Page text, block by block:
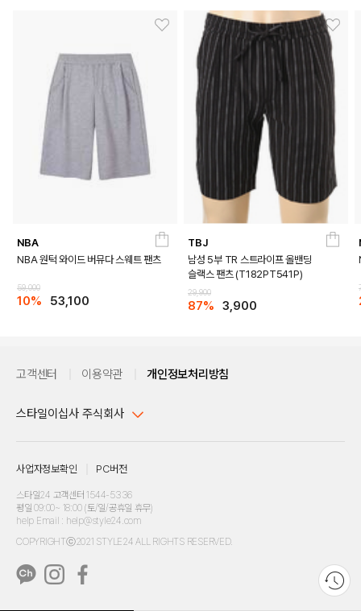
DETAILS
NBA
NBA 원턱 와이드 버뮤다 스웨트 팬츠
59,000
10% 53,100
TBJ
남성 5부 TR 스트라이프 올밴딩
슬랙스 팬츠 (T182PT541P)
29,900
87% 3,900
고객센터 이용약관 개인정보처리방침
스타일이십사 주식회사
주소 : 서울시 강남구 논현로 633, 6층 (논현동, 한세엠케이빌딩)
사업자등록번호 : 116-81-32499
통신판매업신고번호 : 제 2024-서울강남-04239
개인정보보호책임자 : 배기영
고객센터 1544-5336(평일 09:00~ 18:00 토/일/공휴일 휴무)
사업자정보확인 PC버전
스타일24 고객센터 1544-5336
평일 09:00~ 18:00 (토/일/공휴일 휴무)
help Email : help@style24.com
COPYRIGHTⓒ2021 STYLE24 ALL RIGHTS RESERVED.